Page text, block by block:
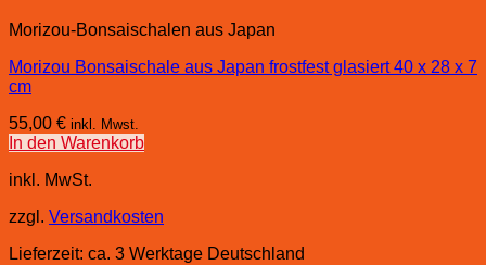
Morizou-Bonsaischalen aus Japan
Morizou Bonsaischale aus Japan frostfest glasiert 40 x 28 x 7
cm
55,00 € inkl. Mwst.
In den Warenkorb
inkl. MwSt.
zzgl. Versandkosten
Lieferzeit: ca. 3 Werktage Deutschland